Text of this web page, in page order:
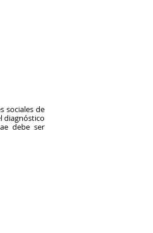
sociales de
diagnóstico
debe ser